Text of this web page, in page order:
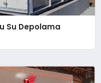
Su Depolama